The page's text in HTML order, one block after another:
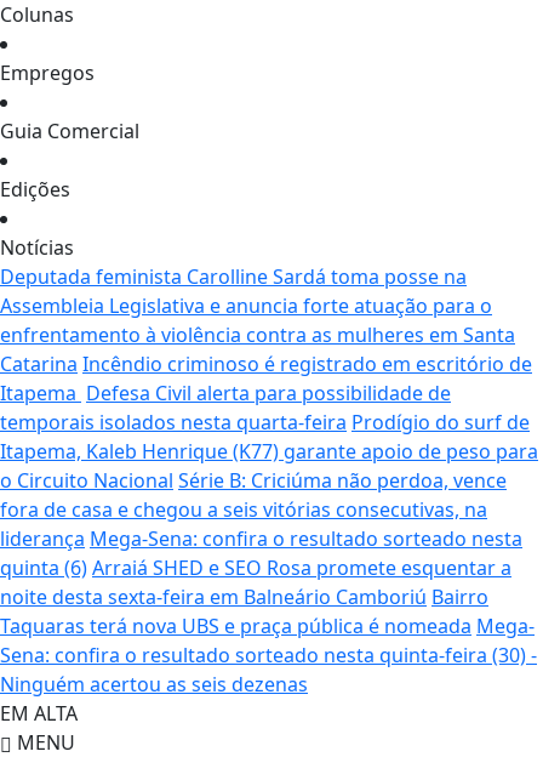
Colunas
Empregos
Guia Comercial
Edições
Notícias
Deputada feminista Carolline Sardá toma posse na
Assembleia Legislativa e anuncia forte atuação para o
enfrentamento à violência contra as mulheres em Santa
Catarina Incêndio criminoso é registrado em escritório de
Itapema Defesa Civil alerta para possibilidade de
temporais isolados nesta quarta-feira Prodígio do surf de
Itapema, Kaleb Henrique (K77) garante apoio de peso para
o Circuito Nacional Série B: Criciúma não perdoa, vence
fora de casa e chegou a seis vitórias consecutivas, na
liderança Mega-Sena: confira o resultado sorteado nesta
quinta (6)Arraiá SHED e SEO Rosa promete esquentar a
noite desta sexta-feira em Balneário Camboriú Bairro
Taquaras terá nova UBS e praça pública é nomeada Mega-
Sena: confira o resultado sorteado nesta quinta-feira (30) -
Ninguém acertou as seis dezenas
EM ALTA
MENU